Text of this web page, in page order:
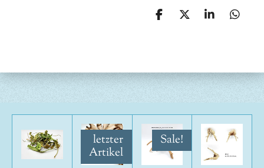
T
n
T
n
T
n
T
n
letzter
Artikel
Sale!